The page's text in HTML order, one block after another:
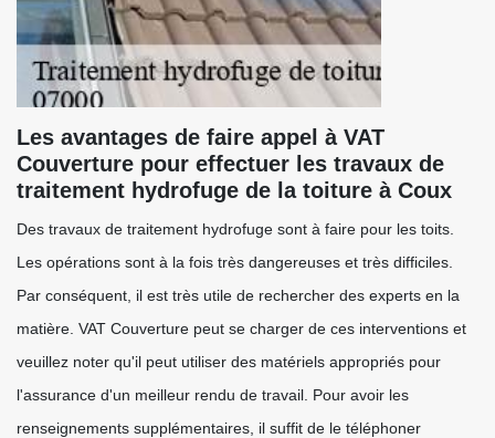
Les avantages de faire appel à VAT
Couverture pour effectuer les travaux de
traitement hydrofuge de la toiture à Coux
Des travaux de traitement hydrofuge sont à faire pour les toits.
Les opérations sont à la fois très dangereuses et très difficiles.
Par conséquent, il est très utile de rechercher des experts en la
matière. VAT Couverture peut se charger de ces interventions et
veuillez noter qu'il peut utiliser des matériels appropriés pour
l'assurance d'un meilleur rendu de travail. Pour avoir les
renseignements supplémentaires, il suffit de le téléphoner